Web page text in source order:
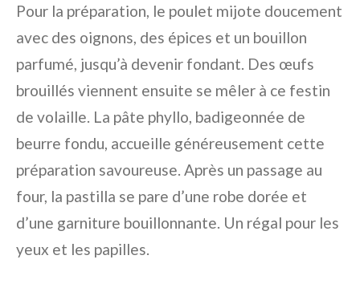
Pour la préparation, le poulet mijote doucement
avec des oignons, des épices et un bouillon
parfumé, jusqu’à devenir fondant. Des œufs
brouillés viennent ensuite se mêler à ce festin
de volaille. La pâte phyllo, badigeonnée de
beurre fondu, accueille généreusement cette
préparation savoureuse. Après un passage au
four, la pastilla se pare d’une robe dorée et
d’une garniture bouillonnante. Un régal pour les
yeux et les papilles.